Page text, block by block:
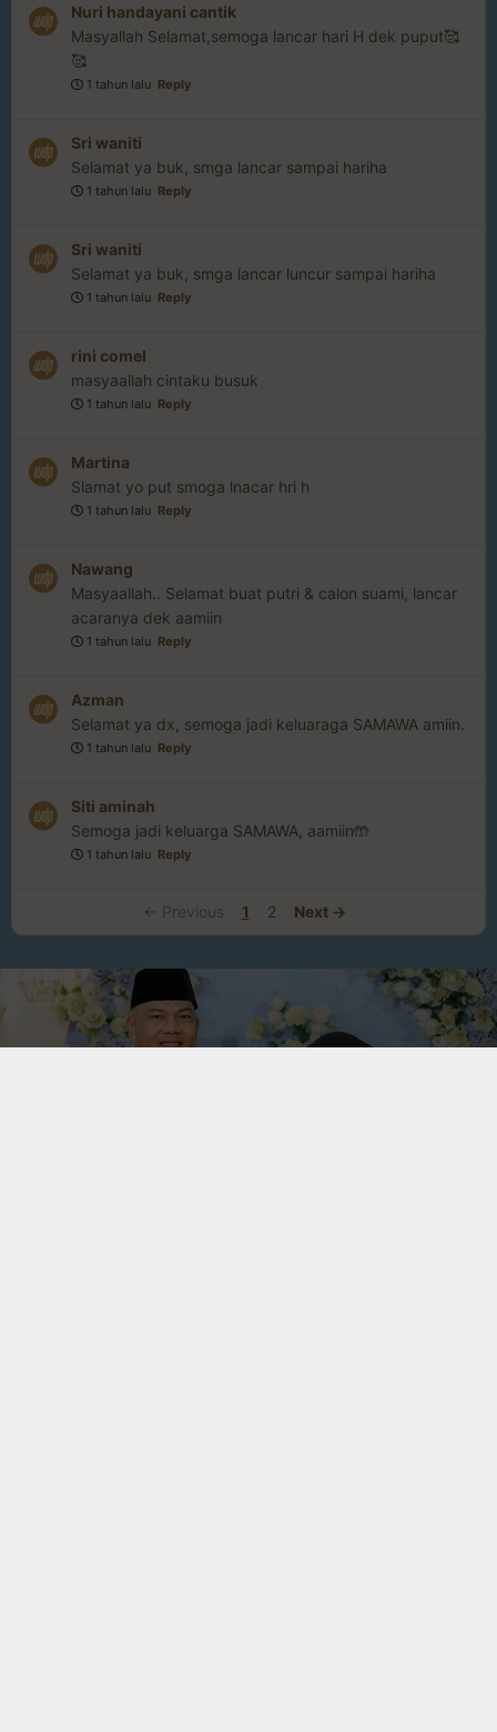
Nuri handayani cantik
Masyallah Selamat,semoga lancar hari H dek puput🥰
🥰
1 tahun lalu Reply
Sri waniti
Selamat ya buk, smga lancar sampai hariha
1 tahun lalu Reply
Sri waniti
Selamat ya buk, smga lancar luncur sampai hariha
1 tahun lalu Reply
rini comel
masyaallah cintaku busuk
1 tahun lalu Reply
Martina
Slamat yo put smoga lnacar hri h
1 tahun lalu Reply
Nawang
Masyaallah.. Selamat buat putri & calon suami, lancar
acaranya dek aamiin
1 tahun lalu Reply
Azman
Selamat ya dx, semoga jadi keluaraga SAMAWA amiin.
1 tahun lalu Reply
Siti aminah
Semoga jadi keluarga SAMAWA, aamiin🤲
1 tahun lalu Reply
← Previous 1 2 Next →